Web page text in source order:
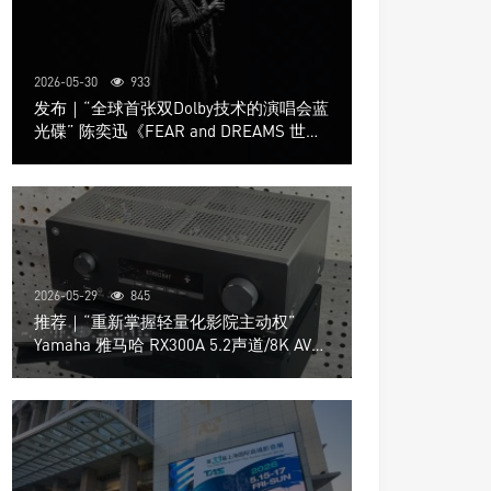
2026-05-30 933
发布｜“全球首张双Dolby技术的演唱会蓝
光碟” 陈奕迅《FEAR and DREAMS 世界
2026-05-29 845
推荐｜“重新掌握轻量化影院主动权”
Yamaha 雅马哈 RX300A 5.2声道/8K AV放
大器